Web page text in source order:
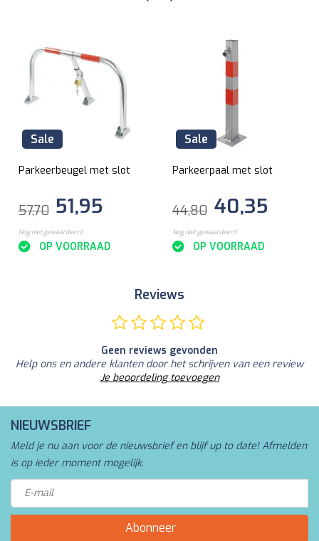
Sale
Parkeerbeugel met slot
57,70 51,95
Nog niet gewaardeerd
OP VOORRAAD
Sale
Parkeerpaal met slot
44,80 40,35
Nog niet gewaardeerd
OP VOORRAAD
Reviews
Geen reviews gevonden
Help ons en andere klanten door het schrijven van een review
Je beoordeling toevoegen
NIEUWSBRIEF
Meld je nu aan voor de nieuwsbrief en blijf up to date! Afmelden
is op ieder moment mogelijk.
Abonneer